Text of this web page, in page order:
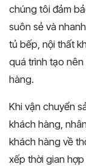
chúng tôi đảm
suôn sẻ và
tủ bếp, nội thất
quá trình tạo
hàng.
Khi vận chuyển
khách hàng,
khách hàng về
xếp thời gian